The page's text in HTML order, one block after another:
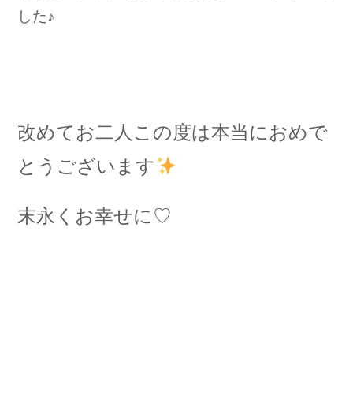
した♪
改めてお二人この度は本当におめで
とうございます
末永くお幸せに♡